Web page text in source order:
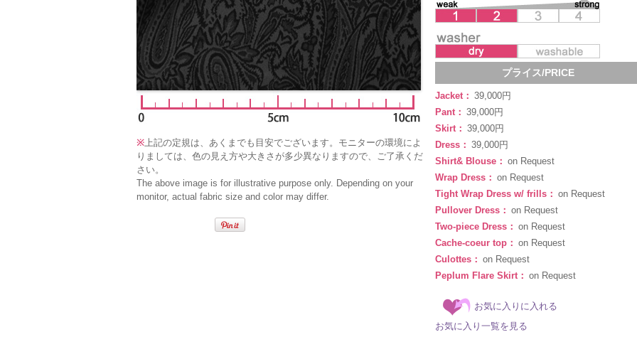
※上記の定規は、あくまでも目安でございます。モニターの環境によ
りましては、色の見え方や大きさが多少異なりますので、ご了承くだ
さい。
The above image is for illustrative purpose only. Depending on your
monitor, actual fabric size and color may differ.
プライス/PRICE
Jacket： 39,000円
Pant： 39,000円
Skirt： 39,000円
Dress： 39,000円
Shirt& Blouse： on Request
Wrap Dress： on Request
Tight Wrap Dress w/ frills： on Request
Pullover Dress： on Request
Two-piece Dress： on Request
Cache-coeur top： on Request
Culottes： on Request
Peplum Flare Skirt： on Request
お気に入りに入れる
お気に入り一覧を見る